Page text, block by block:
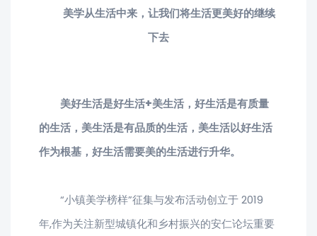
美学从生活中来，让我们将生活更美好的继续
下去
美好生活是好生活+美生活，好生活是有质量
的生活，美生活是有品质的生活，美生活以好生活
作为根基，好生活需要美的生活进行升华。
“小镇美学榜样”征集与发布活动创立于 2019
年,作为关注新型城镇化和乡村振兴的安仁论坛重要